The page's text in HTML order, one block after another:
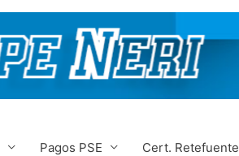
Pagos PSE Cert. Retefuente